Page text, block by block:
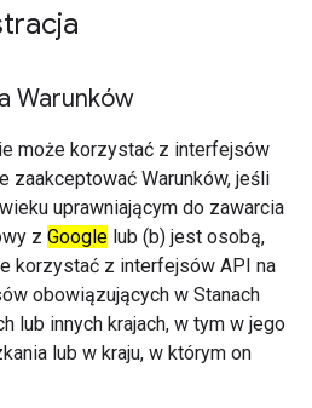
Warunków
może korzystać z interfejsów
zaakceptować Warunków, jeśli
uprawniającym do zawarcia
z Google lub (b) jest osobą,
korzystać z interfejsów API na
obowiązujących w Stanach
lub innych krajach, w tym w jego
lub w kraju, w którym on